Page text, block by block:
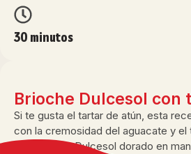
30 minutos
Brioche Dulcesol con
Si te gusta el tartar de atún, esta
con la cremosidad del aguacate y
dog brioche Dulcesol dorado en